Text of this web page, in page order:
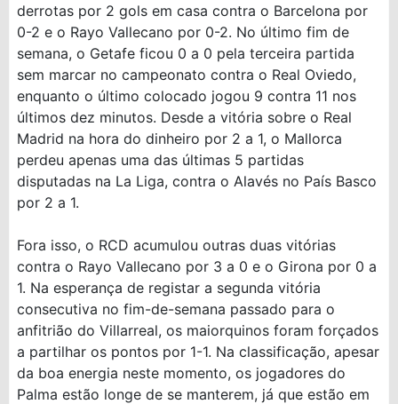
derrotas por 2 gols em casa contra o Barcelona por
0-2 e o Rayo Vallecano por 0-2. No último fim de
semana, o Getafe ficou 0 a 0 pela terceira partida
sem marcar no campeonato contra o Real Oviedo,
enquanto o último colocado jogou 9 contra 11 nos
últimos dez minutos. Desde a vitória sobre o Real
Madrid na hora do dinheiro por 2 a 1, o Mallorca
perdeu apenas uma das últimas 5 partidas
disputadas na La Liga, contra o Alavés no País Basco
por 2 a 1.
Fora isso, o RCD acumulou outras duas vitórias
contra o Rayo Vallecano por 3 a 0 e o Girona por 0 a
1. Na esperança de registar a segunda vitória
consecutiva no fim-de-semana passado para o
anfitrião do Villarreal, os maiorquinos foram forçados
a partilhar os pontos por 1-1. Na classificação, apesar
da boa energia neste momento, os jogadores do
Palma estão longe de se manterem, já que estão em